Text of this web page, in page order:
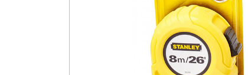
Máy Hàn & Phụ Kiện